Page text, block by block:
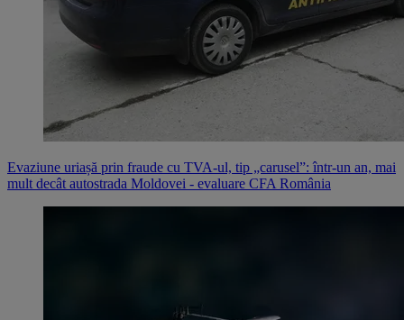
Evaziune uriașă prin fraude cu TVA-ul, tip „carusel”: într-un an, mai
mult decât autostrada Moldovei - evaluare CFA România